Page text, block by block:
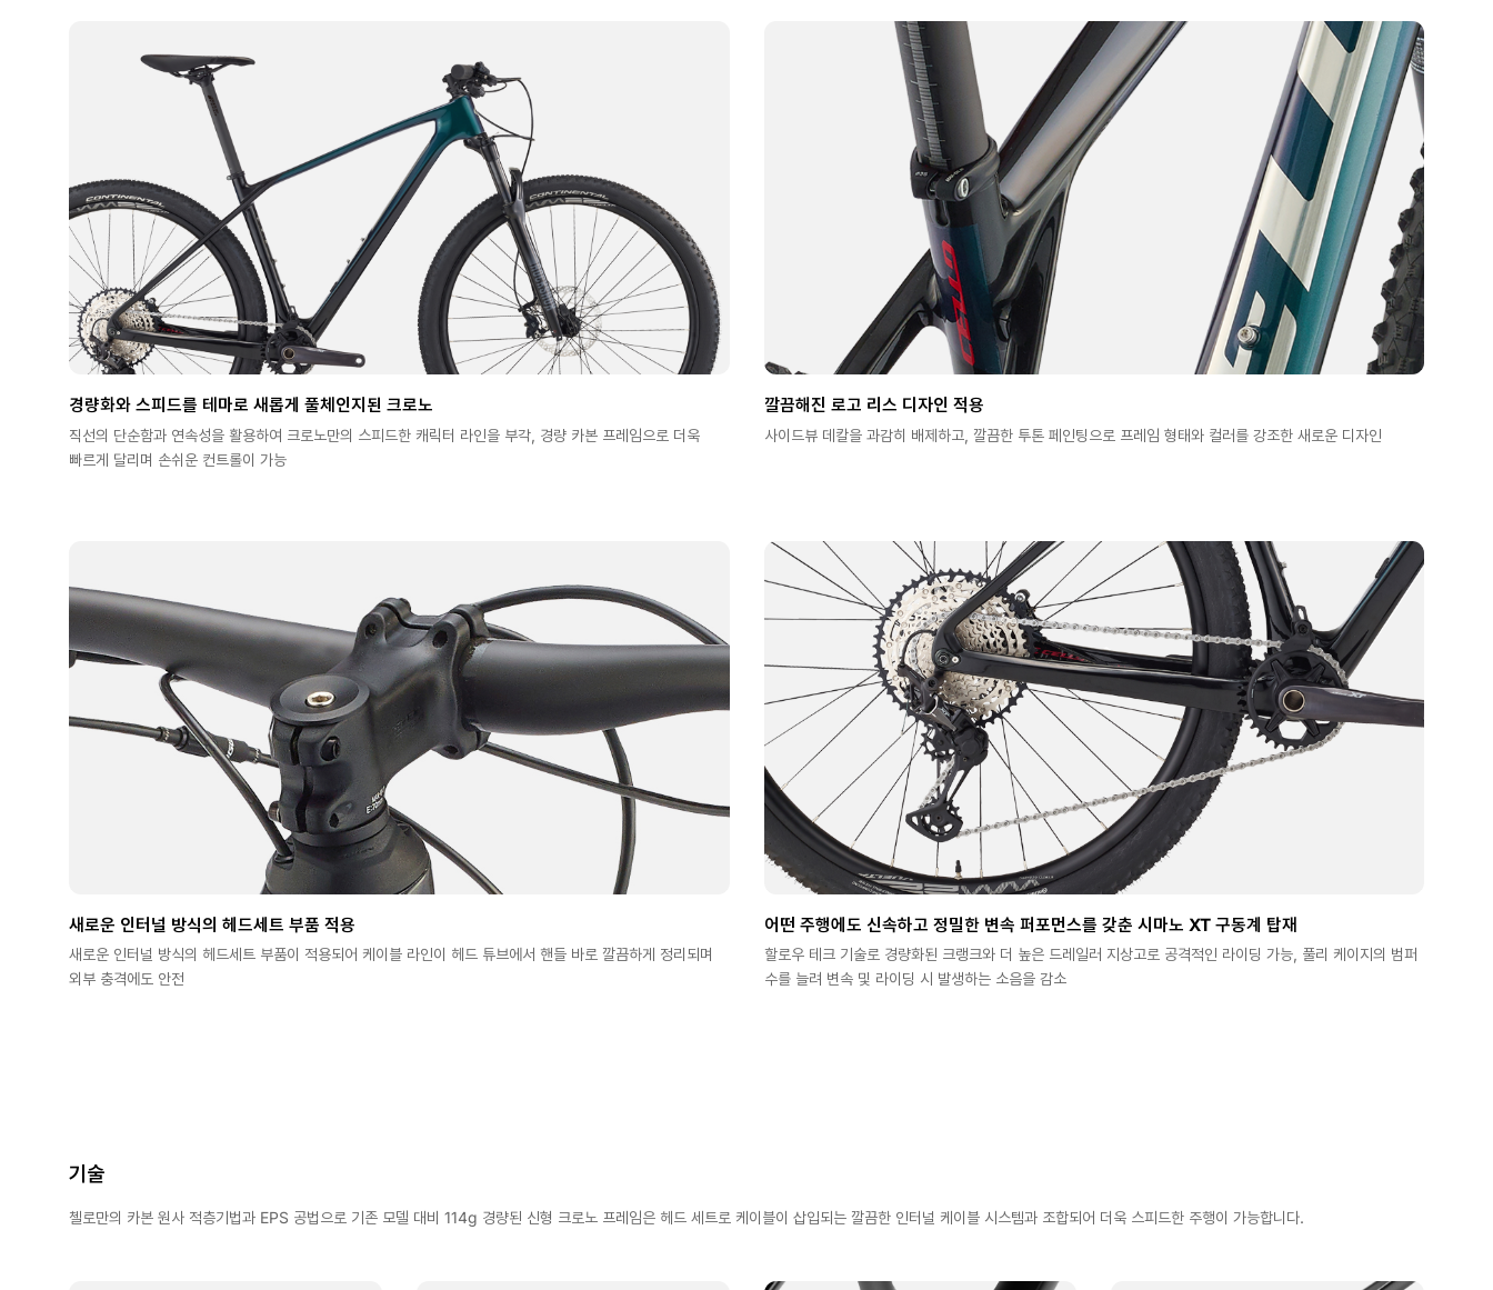
경량화와 스피드를 테마로 새롭게 풀체인지된 크로노
직선의 단순함과 연속성을 활용하여 크로노만의 스피드한 캐릭터 라인을 부각, 경량 카본 프레임으로 더욱
빠르게 달리며 손쉬운 컨트롤이 가능
깔끔해진 로고 리스 디자인 적용
사이드뷰 데칼을 과감히 배제하고, 깔끔한 투톤 페인팅으로 프레임 형태와 컬러를 강조한 새로운 디자인
새로운 인터널 방식의 헤드세트 부품 적용
새로운 인터널 방식의 헤드세트 부품이 적용되어 케이블 라인이 헤드 튜브에서 핸들 바로 깔끔하게 정리되며
외부 충격에도 안전
어떤 주행에도 신속하고 정밀한 변속 퍼포먼스를 갖춘 시마노 XT 구동계 탑재
할로우 테크 기술로 경량화된 크랭크와 더 높은 드레일러 지상고로 공격적인 라이딩 가능, 풀리 케이지의 범퍼
수를 늘려 변속 및 라이딩 시 발생하는 소음을 감소
기술
첼로만의 카본 원사 적층기법과 EPS 공법으로 기존 모델 대비 114g 경량된 신형 크로노 프레임은 헤드 세트로 케이블이 삽입되는 깔끔한 인터널 케이블 시스템과 조합되어 더욱 스피드한 주행이 가능합니다.